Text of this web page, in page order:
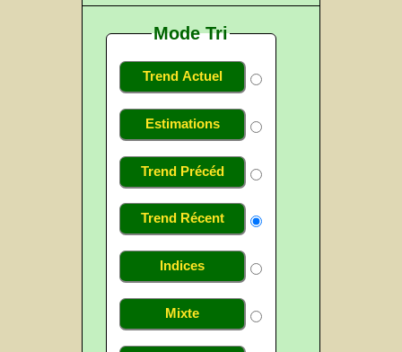
Mode Tri
Trend Actuel
Estimations
Trend Précéd
Trend Récent
Indices
Mixte